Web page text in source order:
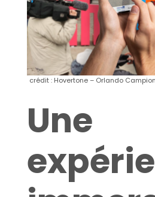
crédit : Hovertone – Orlando
Une